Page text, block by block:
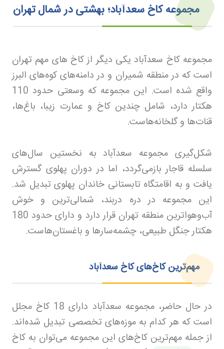
مجموعه کاخ سعدآباد؛ بهشتی در شمال تهران
مجموعه کاخ سعدآباد یکی دیگر از کاخ های مهم تهران
است که در منطقه شمیران و در دامنه‌های کوه‌های البرز
واقع شده است. این مجموعه که وسعتی حدود 110
هکتار دارد، شامل چندین کاخ و عمارت زیبا، باغ‌ها،
قنات‌ها و گلخانه‌هاست.
شکل‌گیری مجموعه سعدآباد به نخستین سال‌های
سلسله قاجار بازمی‌گردد، اما در دوران پهلوی گسترش
یافت و به اقامتگاه تابستانی خاندان پهلوی تبدیل شد.
این مجموعه در دره دربند، شمالی‌ترین و خوش
آب‌وهواترین منطقه تهران قرار دارد و دارای حدود 180
هکتار جنگل طبیعی، چشمه‌سارها و باغستان‌هاست.
مهم‌ترین کاخ‌های کاخ سعدآباد
در حال حاضر، مجموعه سعدآباد دارای 18 کاخ مجلل
است که هر کدام به موزه‌های تخصصی تبدیل شده‌اند.
از جمله مهم‌ترین کاخ‌های این مجموعه می‌توان به کاخ